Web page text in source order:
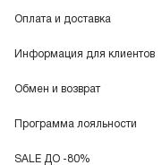
Оплата и доставка
Информация для клиентов
Обмен и возврат
Программа лояльности
SALE ДО -80%